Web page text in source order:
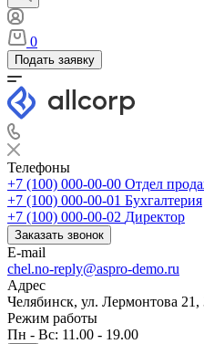
0
Подать заявку
Телефоны
+7 (100) 000-00-00 Отдел
+7 (100) 000-00-01 Бухгалтерия
+7 (100) 000-00-02 Директор
Заказать звонок
E-mail
chel.no-reply@aspro-demo.ru
Адрес
Челябинск, ул. Лермонтова
Режим работы
Пн - Вс: 11.00 - 19.00